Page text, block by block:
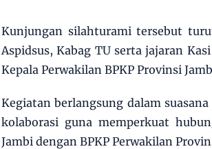
Kunjungan silahturami tersebut
Aspidsus, Kabag TU serta jajaran
Kepala Perwakilan BPKP Provinsi
Kegiatan berlangsung dalam
kolaborasi guna memperkuat
Jambi dengan BPKP Perwakilan